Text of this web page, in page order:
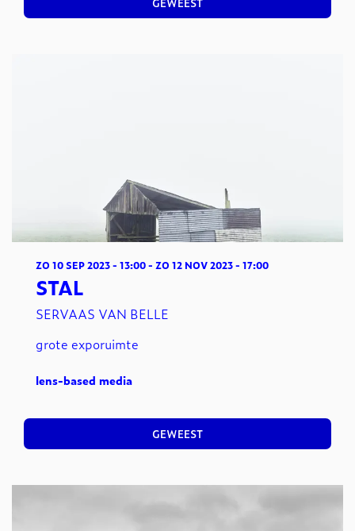
STAL
SERVAAS VAN BELLE
ZO 10 SEP 2023- 13:00- ZO 12 NOV 2023- 17:00
grote exporuimte
lens-based media
GEWEEST